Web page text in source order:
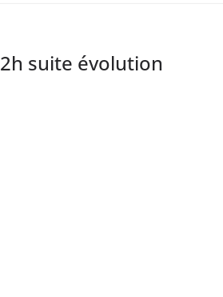
suite évolution